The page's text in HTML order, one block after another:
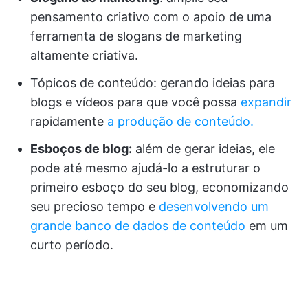
pensamento criativo com o apoio de uma
ferramenta de slogans de marketing
altamente criativa.
Tópicos de conteúdo: gerando ideias para
blogs e vídeos para que você possa expandir
rapidamente a produção de conteúdo.
Esboços de blog: além de gerar ideias, ele
pode até mesmo ajudá-lo a estruturar o
primeiro esboço do seu blog, economizando
seu precioso tempo e desenvolvendo um
grande banco de dados de conteúdo em um
curto período.